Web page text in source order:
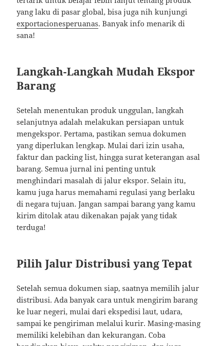
yang laku di pasar global, bisa juga nih kunjungi
exportacionesperuanas. Banyak info menarik di
sana!
Langkah-Langkah Mudah Ekspor
Barang
Setelah menentukan produk unggulan, langkah
selanjutnya adalah melakukan persiapan untuk
mengekspor. Pertama, pastikan semua dokumen
yang diperlukan lengkap. Mulai dari izin usaha,
faktur dan packing list, hingga surat keterangan asal
barang. Semua jurnal ini penting untuk
menghindari masalah di jalur ekspor. Selain itu,
kamu juga harus memahami regulasi yang berlaku
di negara tujuan. Jangan sampai barang yang kamu
kirim ditolak atau dikenakan pajak yang tidak
terduga!
Pilih Jalur Distribusi yang Tepat
Setelah semua dokumen siap, saatnya memilih jalur
distribusi. Ada banyak cara untuk mengirim barang
ke luar negeri, mulai dari ekspedisi laut, udara,
sampai ke pengiriman melalui kurir. Masing-masing
memiliki kelebihan dan kekurangan. Coba